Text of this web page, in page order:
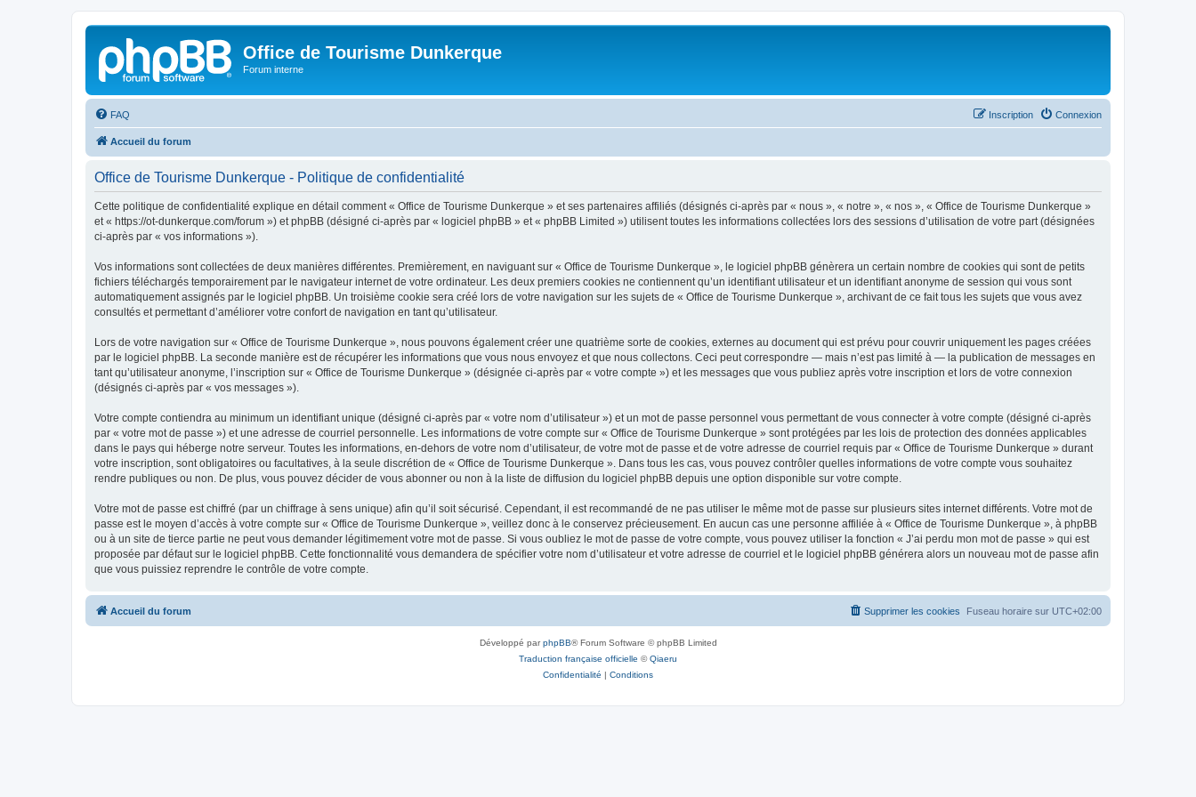
Office de Tourisme Dunkerque
Forum interne
FAQ Connexion
Inscription
Accueil du forum
Office de Tourisme Dunkerque - Politique de confidentialité
Cette politique de confidentialité explique en détail comment « Office de Tourisme Dunkerque » et ses partenaires affiliés (désignés ci-après par « nous », « notre », « nos », « Office de Tourisme Dunkerque »
et « https://ot-dunkerque.com/forum ») et phpBB (désigné ci-après par « logiciel phpBB » et « phpBB Limited ») utilisent toutes les informations collectées lors des sessions d’utilisation de votre part (désignées
ci-après par « vos informations »).
Vos informations sont collectées de deux manières différentes. Premièrement, en naviguant sur « Office de Tourisme Dunkerque », le logiciel phpBB génèrera un certain nombre de cookies qui sont de petits
fichiers téléchargés temporairement par le navigateur internet de votre ordinateur. Les deux premiers cookies ne contiennent qu’un identifiant utilisateur et un identifiant anonyme de session qui vous sont
automatiquement assignés par le logiciel phpBB. Un troisième cookie sera créé lors de votre navigation sur les sujets de « Office de Tourisme Dunkerque », archivant de ce fait tous les sujets que vous avez
consultés et permettant d’améliorer votre confort de navigation en tant qu’utilisateur.
Lors de votre navigation sur « Office de Tourisme Dunkerque », nous pouvons également créer une quatrième sorte de cookies, externes au document qui est prévu pour couvrir uniquement les pages créées
par le logiciel phpBB. La seconde manière est de récupérer les informations que vous nous envoyez et que nous collectons. Ceci peut correspondre — mais n’est pas limité à — la publication de messages en
tant qu’utilisateur anonyme, l’inscription sur « Office de Tourisme Dunkerque » (désignée ci-après par « votre compte ») et les messages que vous publiez après votre inscription et lors de votre connexion
(désignés ci-après par « vos messages »).
Votre compte contiendra au minimum un identifiant unique (désigné ci-après par « votre nom d’utilisateur ») et un mot de passe personnel vous permettant de vous connecter à votre compte (désigné ci-après
par « votre mot de passe ») et une adresse de courriel personnelle. Les informations de votre compte sur « Office de Tourisme Dunkerque » sont protégées par les lois de protection des données applicables
dans le pays qui héberge notre serveur. Toutes les informations, en-dehors de votre nom d’utilisateur, de votre mot de passe et de votre adresse de courriel requis par « Office de Tourisme Dunkerque » durant
votre inscription, sont obligatoires ou facultatives, à la seule discrétion de « Office de Tourisme Dunkerque ». Dans tous les cas, vous pouvez contrôler quelles informations de votre compte vous souhaitez
rendre publiques ou non. De plus, vous pouvez décider de vous abonner ou non à la liste de diffusion du logiciel phpBB depuis une option disponible sur votre compte.
Votre mot de passe est chiffré (par un chiffrage à sens unique) afin qu’il soit sécurisé. Cependant, il est recommandé de ne pas utiliser le même mot de passe sur plusieurs sites internet différents. Votre mot de
passe est le moyen d’accès à votre compte sur « Office de Tourisme Dunkerque », veillez donc à le conservez précieusement. En aucun cas une personne affiliée à « Office de Tourisme Dunkerque », à phpBB
ou à un site de tierce partie ne peut vous demander légitimement votre mot de passe. Si vous oubliez le mot de passe de votre compte, vous pouvez utiliser la fonction « J’ai perdu mon mot de passe » qui est
proposée par défaut sur le logiciel phpBB. Cette fonctionnalité vous demandera de spécifier votre nom d’utilisateur et votre adresse de courriel et le logiciel phpBB générera alors un nouveau mot de passe afin
que vous puissiez reprendre le contrôle de votre compte.
Accueil du forum Fuseau horaire sur UTC+02:00
Supprimer les cookies
Développé parphpBB® Forum Software © phpBB Limited
Traduction française officielle ©Qiaeru
Confidentialité | Conditions